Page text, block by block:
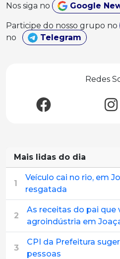
Nos siga no Google
Participe do nosso grupo no
no
Telegram
Redes
Mais lidas do dia
1
Veículo cai no rio, em
resgatada
2
As receitas do pai que
agroindústria em
3
CPI da Prefeitura
pessoas